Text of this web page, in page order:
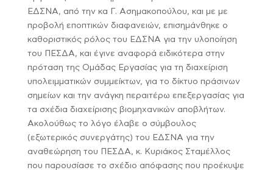
ΕΔΣΝΑ, από την κα Γ. Ασημακοπούλου, και με με
προβολή εποπτικών διαφανειών, επισημάνθηκε ο
καθοριστικός ρόλος του ΕΔΣΝΑ για την υλοποίηση
του ΠΕΣΔΑ, και έγινε αναφορά ειδικότερα στην
πρόταση της Ομάδας Εργασίας για τη διαχείριση
υπολειμματικών συμμείκτων, για το δίκτυο πράσινων
σημείων και την ανάγκη περαιτέρω επεξεργασίας για
τα σχέδια διαχείρισης βιομηχανικών αποβλήτων.
Ακολούθως το λόγο έλαβε ο σύμβουλος
(εξωτερικός συνεργάτης) του ΕΔΣΝΑ για την
αναθεώρηση του ΠΕΣΔΑ, κ. Κυριάκος Σταμέλλος
που παρουσίασε το σχέδιο απόφασης που προέκυψε